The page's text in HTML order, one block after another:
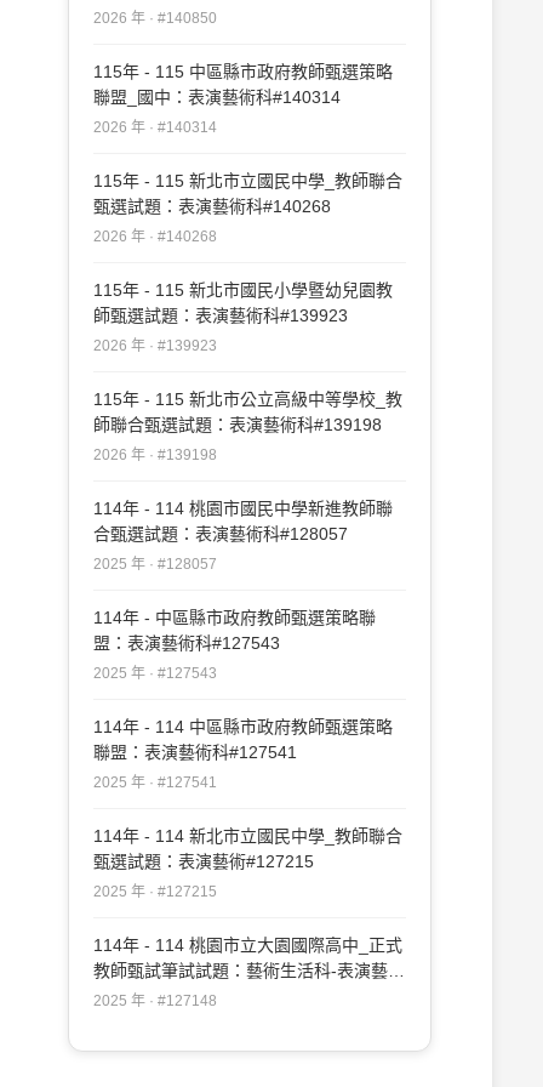
2026 年 · #140850
115年 - 115 中區縣市政府教師甄選策略
聯盟_國中：表演藝術科#140314
2026 年 · #140314
115年 - 115 新北市立國民中學_教師聯合
甄選試題：表演藝術科#140268
2026 年 · #140268
115年 - 115 新北市國民小學暨幼兒園教
師甄選試題：表演藝術科#139923
2026 年 · #139923
115年 - 115 新北市公立高級中等學校_教
師聯合甄選試題：表演藝術科#139198
2026 年 · #139198
114年 - 114 桃園市國民中學新進教師聯
合甄選試題：表演藝術科#128057
2025 年 · #128057
114年 - 中區縣市政府教師甄選策略聯
盟：表演藝術科#127543
2025 年 · #127543
114年 - 114 中區縣市政府教師甄選策略
聯盟：表演藝術科#127541
2025 年 · #127541
114年 - 114 新北市立國民中學_教師聯合
甄選試題：表演藝術#127215
2025 年 · #127215
114年 - 114 桃園市立大園國際高中_正式
教師甄試筆試試題：藝術生活科-表演藝術
專長#127148
2025 年 · #127148